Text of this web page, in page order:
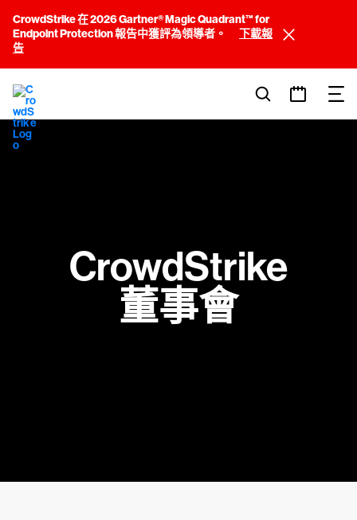
CrowdStrike 在 2026 Gartner® Magic Quadrant™ for
Endpoint Protection 報告中獲評為領導者。
下載報
告
CrowdStrike
董事會